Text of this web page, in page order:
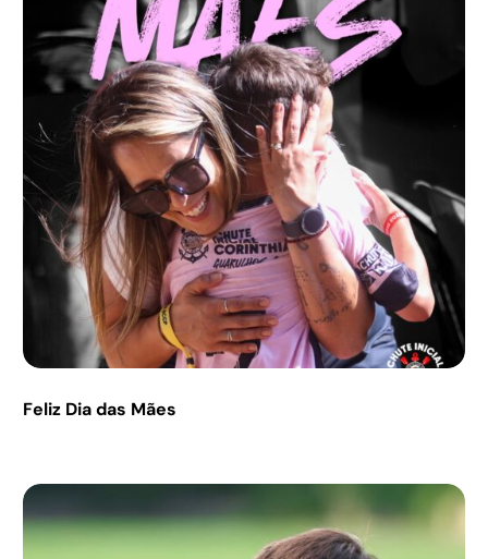
Feliz Dia das Mães